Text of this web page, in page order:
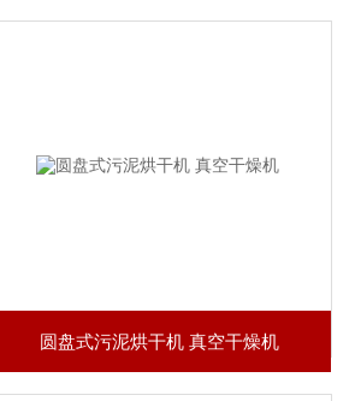
圆盘式污泥烘干机 真空干燥机